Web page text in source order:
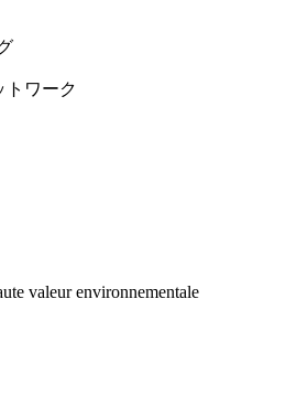
トワーク
valeur environnementale